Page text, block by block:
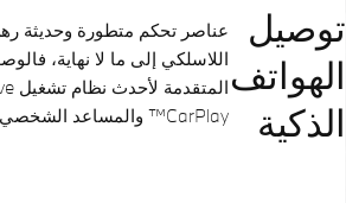
توصيل
الهواتف
الذكية
عناصر تحكم متطورة وحديثة
اللاسلكي إلى ما لا نهاية،
CarPlay™ والمساعد الشخصي الذكي من BMW بكل يسر وأمان.